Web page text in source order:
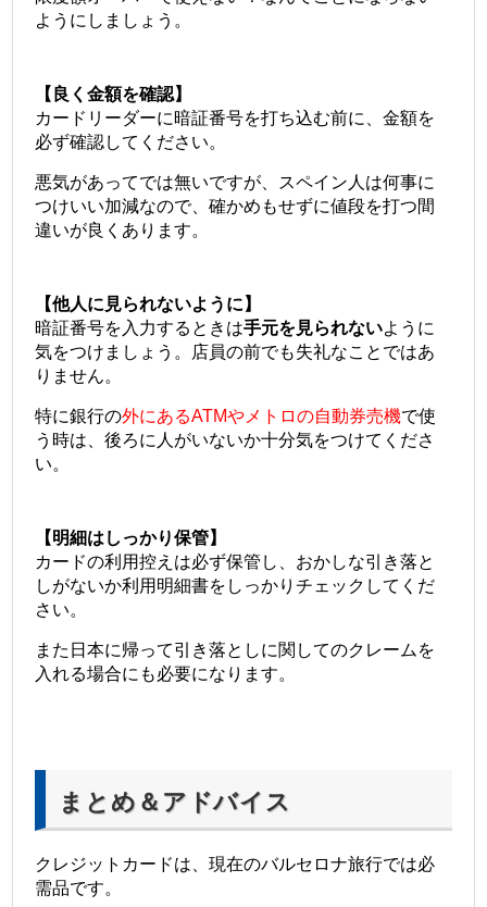
ようにしましょう。
【良く金額を確認】
カードリーダーに暗証番号を打ち込む前に、金額を
必ず確認してください。
悪気があってでは無いですが、スペイン人は何事に
つけいい加減なので、確かめもせずに値段を打つ間
違いが良くあります。
【他人に見られないように】
暗証番号を入力するときは手元を見られないように
気をつけましょう。店員の前でも失礼なことではあ
りません。
特に銀行の外にあるATMやメトロの自動券売機で使
う時は、後ろに人がいないか十分気をつけてくださ
い。
【明細はしっかり保管】
カードの利用控えは必ず保管し、おかしな引き落と
しがないか利用明細書をしっかりチェックしてくだ
さい。
また日本に帰って引き落としに関してのクレームを
入れる場合にも必要になります。
まとめ＆アドバイス
クレジットカードは、現在のバルセロナ旅行では必
需品です。